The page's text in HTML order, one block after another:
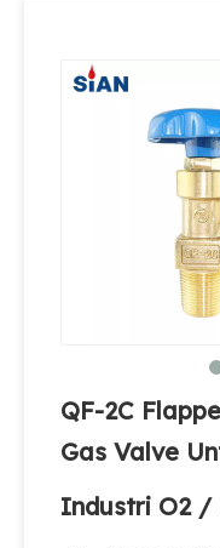
QF-2C
Gas Valve
Industri O2